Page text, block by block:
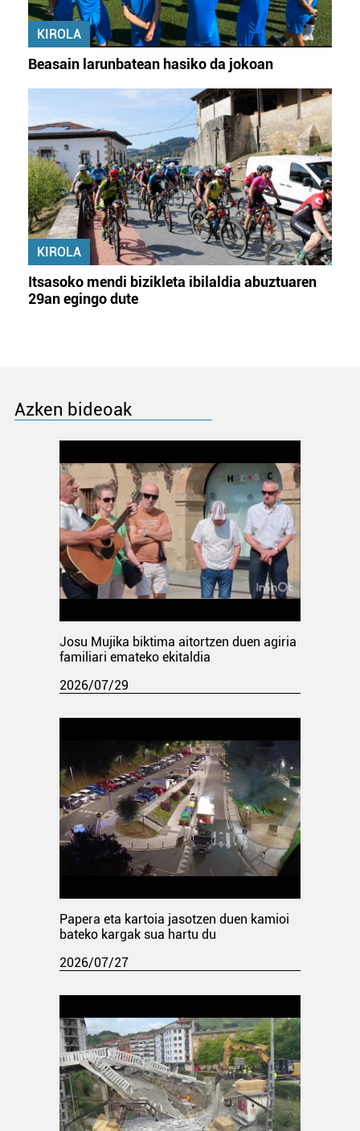
KIROLA
Beasain larunbatean hasiko da jokoan
KIROLA
Itsasoko mendi bizikleta ibilaldia abuztuaren
29an egingo dute
Azken bideoak
Josu Mujika biktima aitortzen duen agiria
familiari emateko ekitaldia
2026/07/29
Papera eta kartoia jasotzen duen kamioi
bateko kargak sua hartu du
2026/07/27